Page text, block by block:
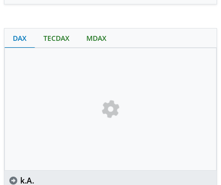
DAX TECDAX MDAX
k.A.